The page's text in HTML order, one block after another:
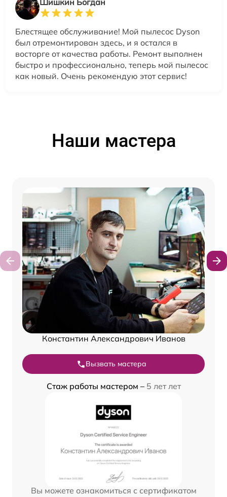
Шишкин Богдан
Блестящее обслуживание! Мой пылесос Dyson
был отремонтирован здесь, и я остался в
восторге от качества работы. Ремонт выполнен
быстро и профессионально, теперь мой пылесос
как новый. Очень рекомендую этот сервис!
Наши мастера
Константин Александрович Иванов
Вызвать мастера
Стаж работы мастером – 5 лет лет
Вы можете ознакомиться с сертификатом